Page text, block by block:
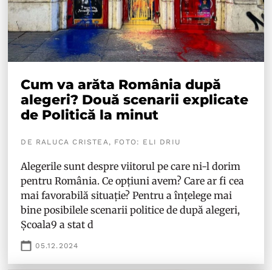
Cum va arăta România după
alegeri? Două scenarii explicate
de Politică la minut
DE RALUCA CRISTEA, FOTO: ELI DRIU
Alegerile sunt despre viitorul pe care ni-l dorim
pentru România. Ce opțiuni avem? Care ar fi cea
mai favorabilă situație? Pentru a înțelege mai
bine posibilele scenarii politice de după alegeri,
Școala9 a stat d
05.12.2024